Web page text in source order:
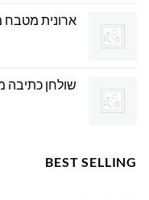
ארונית מטבח
שולחן כתיבה
BEST SELLING